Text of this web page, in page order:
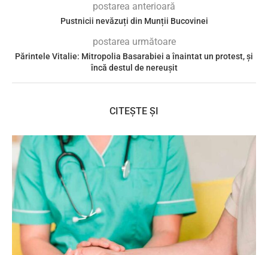
postarea anterioară
Pustnicii nevăzuți din Munții Bucovinei
postarea următoare
Părintele Vitalie: Mitropolia Basarabiei a înaintat un protest, și
încă destul de nereușit
CITEȘTE ȘI